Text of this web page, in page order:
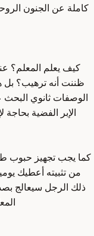
كاملة عن الجنون
كيف يعلم المعلم؟
ظننت أنه ترهيب؟ بل
الوصفات ثانوي البحث
الإبر الفضية
كما يجب تجهيز حبوب
من تثبيته أعطيك
ذلك الرجل سيعالج